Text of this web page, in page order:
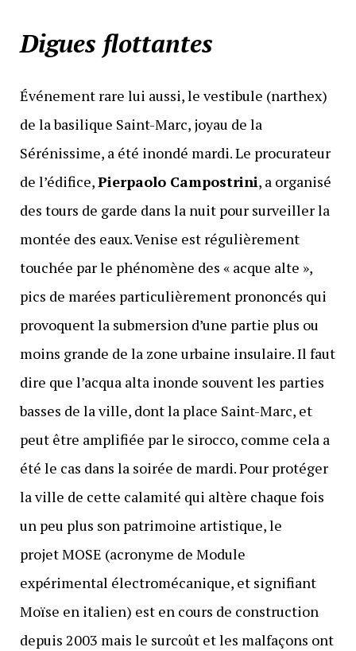
Digues flottantes
Événement rare lui aussi, le vestibule (narthex)
de la basilique Saint-Marc, joyau de la
Sérénissime, a été inondé mardi. Le procurateur
de l’édifice,Pierpaolo Campostrini, a organisé
des tours de garde dans la nuit pour surveiller la
montée des eaux. Venise est régulièrement
touchée par le phénomène des « acque alte »,
pics de marées particulièrement prononcés qui
provoquent la submersion d’une partie plus ou
moins grande de la zone urbaine insulaire. Il faut
dire que l’acqua alta inonde souvent les parties
basses de la ville, dont la place Saint-Marc, et
peut être amplifiée par le sirocco, comme cela a
été le cas dans la soirée de mardi. Pour protéger
la ville de cette calamité qui altère chaque fois
un peu plus son patrimoine artistique, le
projet MOSE (acronyme de Module
expérimental électromécanique, et signifiant
Moïse en italien) est en cours de construction
depuis 2003 mais le surcoût et les malfaçons ont